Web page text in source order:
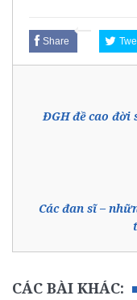
Share
ĐGH đề cao đời
Các đan sĩ –
CÁC BÀI KHÁC: